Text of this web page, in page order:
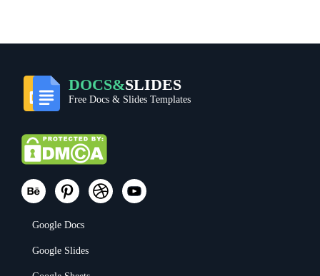
DOCS&SLIDES
Free Docs & Slides Templates
Google Docs
Google Slides